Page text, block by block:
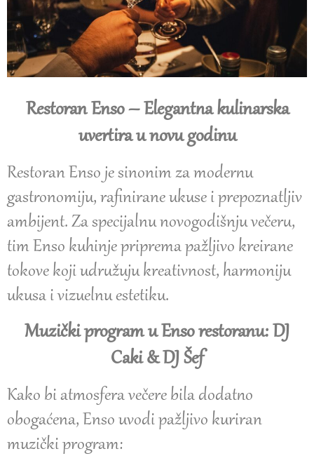
Restoran Enso – Elegantna kulinarska
uvertira u novu godinu
Restoran Enso je sinonim za modernu
gastronomiju, rafinirane ukuse i prepoznatljiv
ambijent. Za specijalnu novogodišnju večeru,
tim Enso kuhinje priprema pažljivo kreirane
tokove koji udružuju kreativnost, harmoniju
ukusa i vizuelnu estetiku.
Muzički program u Enso restoranu: DJ
Caki & DJ Šef
Kako bi atmosfera večere bila dodatno
obogaćena, Enso uvodi pažljivo kuriran
muzički program: